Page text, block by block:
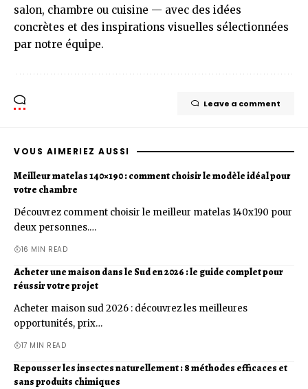
salon, chambre ou cuisine — avec des idées
concrètes et des inspirations visuelles sélectionnées
par notre équipe.
Leave a comment
VOUS AIMERIEZ AUSSI
Meilleur matelas 140×190 : comment choisir le modèle idéal pour
votre chambre
Découvrez comment choisir le meilleur matelas 140x190 pour
deux personnes.…
16 MIN READ
Acheter une maison dans le Sud en 2026 : le guide complet pour
réussir votre projet
Acheter maison sud 2026 : découvrez les meilleures
opportunités, prix…
17 MIN READ
Repousser les insectes naturellement : 8 méthodes efficaces et
sans produits chimiques